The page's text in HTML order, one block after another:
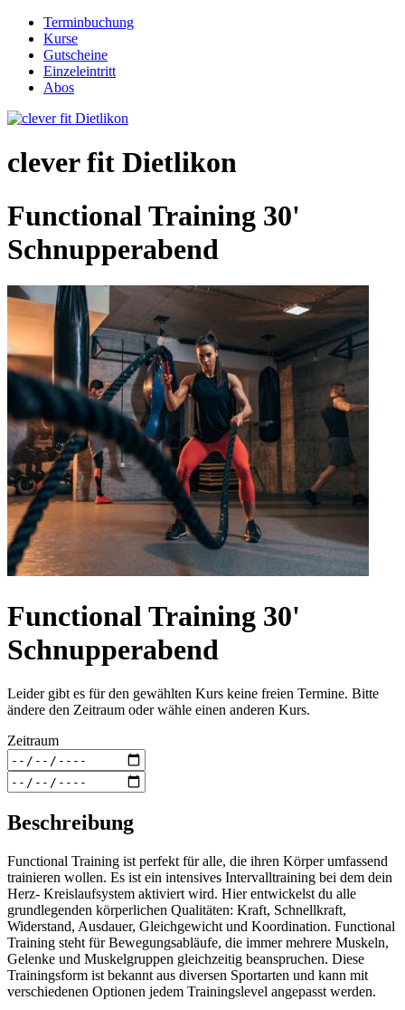
Terminbuchung
Kurse
Gutscheine
Einzeleintritt
Abos
clever fit Dietlikon
Functional Training 30'
Schnupperabend
Functional Training 30'
Schnupperabend
Leider gibt es für den gewählten Kurs keine freien Termine. Bitte
ändere den Zeitraum oder wähle einen anderen Kurs.
Zeitraum
Beschreibung
Functional Training ist perfekt für alle, die ihren Körper umfassend
trainieren wollen. Es ist ein intensives Intervalltraining bei dem dein
Herz- Kreislaufsystem aktiviert wird. Hier entwickelst du alle
grundlegenden körperlichen Qualitäten: Kraft, Schnellkraft,
Widerstand, Ausdauer, Gleichgewicht und Koordination. Functional
Training steht für Bewegungsabläufe, die immer mehrere Muskeln,
Gelenke und Muskelgruppen gleichzeitig beanspruchen. Diese
Trainingsform ist bekannt aus diversen Sportarten und kann mit
verschiedenen Optionen jedem Trainingslevel angepasst werden.